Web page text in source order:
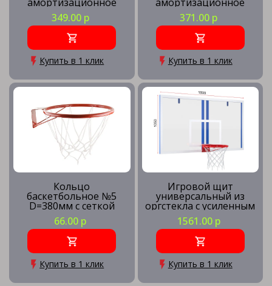
массовое
349.00 р
Купить в 1 клик
игровое
371.00 р
Купить в 1 клик
Кольцо
баскетбольное №5
D=380мм с сеткой
66.00 р
Купить в 1 клик
Игровой щит
универсальный из
оргстекла с усиленным
кольцом
1561.00 р
Купить в 1 клик